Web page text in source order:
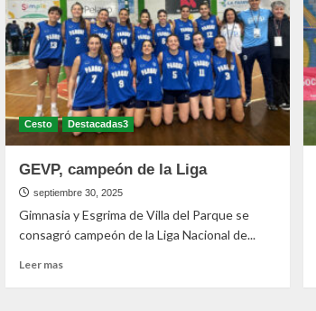
Cesto Destacadas3
GEVP, campeón de la Liga
septiembre 30, 2025
Gimnasia y Esgrima de Villa del Parque se
consagró campeón de la Liga Nacional de...
Leer mas